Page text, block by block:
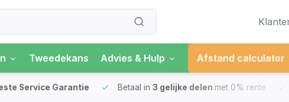
Tweedekans Advies & Hulp Afstand calculator
Service Garantie Betaal in3 gelijke delenmet 0% rente